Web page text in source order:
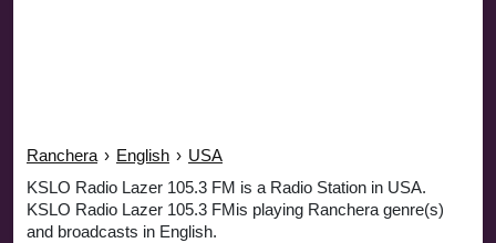
Ranchera › English › USA
KSLO Radio Lazer 105.3 FM is a Radio Station in USA.
KSLO Radio Lazer 105.3 FMis playing Ranchera genre(s)
and broadcasts in English.